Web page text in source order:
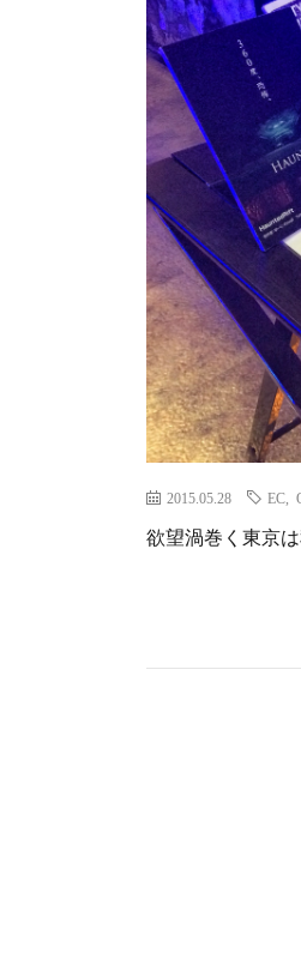
2015.05.28 EC
欲望渦巻く東京